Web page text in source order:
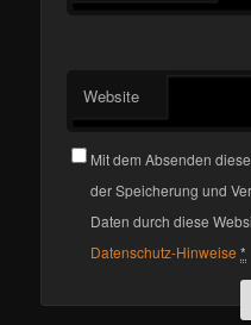
Website
Mit dem Absenden
der Speicherung und
Daten durch diese
Datenschutz-Hinweise *